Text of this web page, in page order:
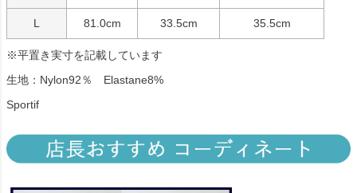
L 81.0cm 33.5cm 35.5cm
※平置き実寸を記載しています
生地：Nylon92％ Elastane8%
Sportif